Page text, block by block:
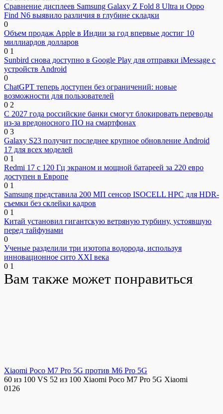
Сравнение дисплеев Samsung Galaxy Z Fold 8 Ultra и Oppo
Find N6 выявило различия в глубине складки
0
Объем продаж Apple в Индии за год впервые достиг 10
миллиардов долларов
0 1
Sunbird снова доступно в Google Play для отправки iMessage с
устройств Android
0
ChatGPT теперь доступен без ограничений: новые
возможности для пользователей
0 2
С 2027 года российские банки смогут блокировать переводы
из-за вредоносного ПО на смартфонах
0 3
Galaxy S23 получит последнее крупное обновление Android
17 для всех моделей
0 1
Redmi 17 с 120 Гц экраном и мощной батареей за 220 евро
доступен в Европе
0 1
Samsung представила 200 МП сенсор ISOCELL HPC для HDR-
съемки без склейки кадров
0 1
Китай установил гигантскую ветряную турбину, устоявшую
перед тайфунами
0
Ученые разделили три изотопа водорода, используя
инновационное сито XXI века
0 1
Вам также может понравиться
Xiaomi Poco M7 Pro 5G против M6 Pro 5G
60 из 100 VS 52 из 100 Xiaomi Poco M7 Pro 5G Xiaomi
0126